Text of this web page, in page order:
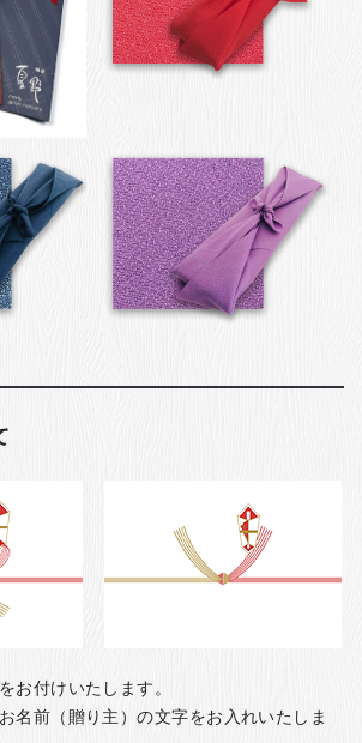
お付けいたします。
名前（贈り主）の文字をお入れいたしま